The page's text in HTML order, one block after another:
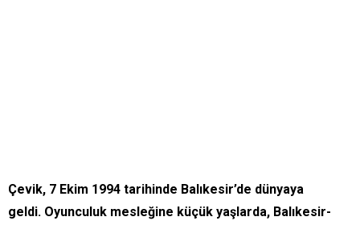
Çevik, 7 Ekim 1994 tarihinde Balıkesir’de dünyaya
geldi. Oyunculuk mesleğine küçük yaşlarda, Balıkesir-